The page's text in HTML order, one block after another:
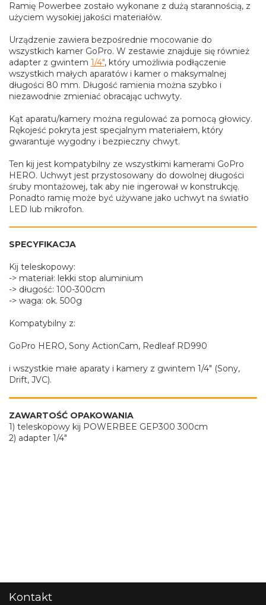
Ramię Powerbee zostało wykonane z dużą starannością, z
użyciem wysokiej jakości materiałów.
Urządzenie zawiera bezpośrednie mocowanie do
wszystkich kamer GoPro. W zestawie znajduje się również
adapter z gwintem 1/4", który umożliwia podłączenie
wszystkich małych aparatów i kamer o maksymalnej
długości 80 mm. Długość ramienia można szybko i
niezawodnie zmieniać obracając uchwyty.
Kąt aparatu/kamery można regulować za pomocą głowicy.
Rękojeść pokryta jest specjalnym materiałem, który
gwarantuje wygodny i bezpieczny chwyt.
Ten kij jest kompatybilny ze wszystkimi kamerami GoPro
HERO. Uchwyt jest przystosowany do dowolnej długości
śruby montażowej, tak aby nie ingerował w konstrukcję.
Ponadto ramię może być używane jako uchwyt na światło
LED lub mikrofon.
SPECYFIKACJA
Kij teleskopowy:
-> materiał: lekki stop aluminium
-> długość: 100-300cm
-> waga: ok. 500g
Kompatybilny z:
GoPro HERO, Sony ActionCam, Redleaf RD990
i wszystkie małe aparaty i kamery z gwintem 1/4" (Sony,
Drift, JVC).
ZAWARTOŚĆ OPAKOWANIA
1) teleskopowy kij POWERBEE GEP300 300cm
2) adapter 1/4"
Kontakt